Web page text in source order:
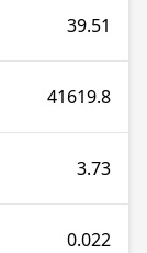
39.51
41619.8
3.73
0.022